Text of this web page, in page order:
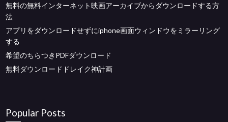
無料の無料インターネット映画アーカイブからダウンロードする方
法
アプリをダウンロードせずにiphone画面ウィンドウをミラーリング
する
希望のちらつきPDFダウンロード
無料ダウンロードドレイク神計画
Popular Posts